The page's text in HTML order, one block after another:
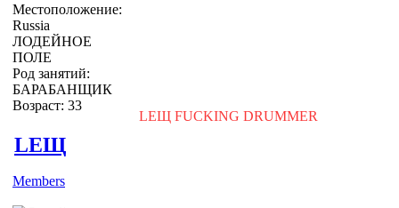
Местоположение:
Russia
ЛОДЕЙНОЕ
ПОЛЕ
Род занятий:
БАРАБАНЩИК
Возраст: 33
LEЩ FUCKING DRUMMER
LEЩ
Members